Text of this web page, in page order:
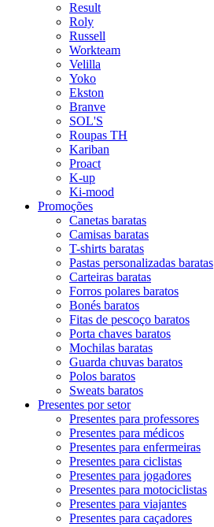
Result
Roly
Russell
Workteam
Velilla
Yoko
Ekston
Branve
SOL'S
Roupas TH
Kariban
Proact
K-up
Ki-mood
Promoções
Canetas baratas
Camisas baratas
T-shirts baratas
Pastas personalizadas baratas
Carteiras baratas
Forros polares baratos
Bonés baratos
Fitas de pescoço baratos
Porta chaves baratos
Mochilas baratas
Guarda chuvas baratos
Polos baratos
Sweats baratos
Presentes por setor
Presentes para professores
Presentes para médicos
Presentes para enfermeiras
Presentes para ciclistas
Presentes para jogadores
Presentes para motociclistas
Presentes para viajantes
Presentes para caçadores